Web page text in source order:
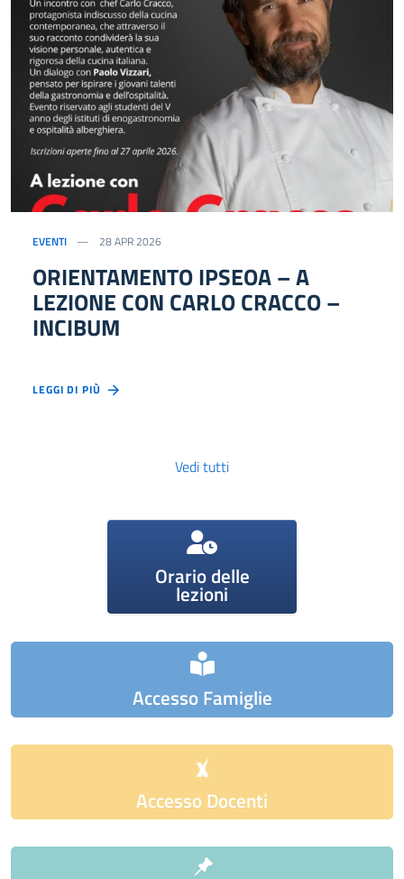
EVENTI 28 APR 2026
ORIENTAMENTO IPSEOA – A
LEZIONE CON CARLO CRACCO –
INCIBUM
LEGGI DI PIÙ
Vedi tutti
Orario delle
lezioni
Accesso Famiglie
Accesso Docenti